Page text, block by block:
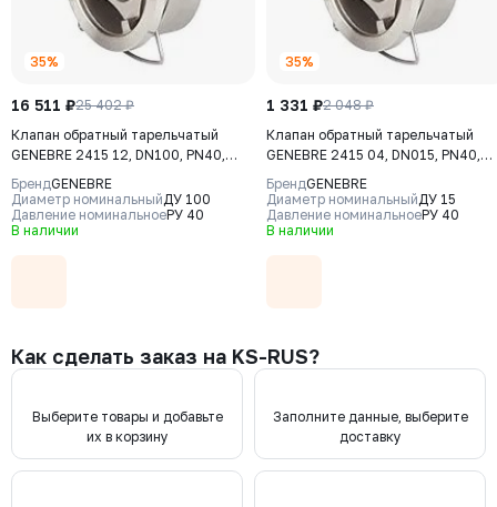
16 511 ₽25 402 ₽
35%
Клапан обратный тарельчатый
GENEBRE 2415 12, DN100, PN40,
корпус - CF8M (AISI316), диск -
CF8М (AISI316), М/Ф
БрендGENEBRE
Диаметр номинальныйДУ 100
Давление номинальноеРУ 40
В наличии
1 331 ₽2 048 ₽
35%
Клапан обратный тарельчатый
GENEBRE 2415 04, DN015, PN40,
корпус - CF8M (AISI316), диск -
CF8М (AISI316), М/Ф
БрендGENEBRE
Диаметр номинальныйДУ 15
Давление номинальноеРУ 40
В наличии
Как сделать заказ на KS-RUS?
Выберите товары и добавьте
их в корзину
Заполните данные, выберите
доставку